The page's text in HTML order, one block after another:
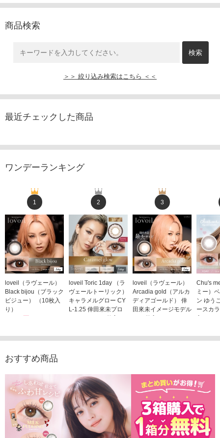
商品検索
＞＞ 絞り込み検索はこちら ＜＜
最近チェックした商品
ワンデーランキング
1
loveil（ラヴェール）
Black bijou（ブラック
ビジュー） （10枚入
り）
2
loveil Toric 1day （ラ
ヴェールトーリック）
キャラメルグロー CY
L-1.25 倖田來未プロ
デュース （10枚入
1,760円(税込)
3
loveil（ラヴェール）
Arcadia gold（アルカ
ディアゴールド） 倖
田來未イメージモデル
（10枚入り）
Chu's
ミー）
ン ゆう
ースカ
入り）
おすすめ商品